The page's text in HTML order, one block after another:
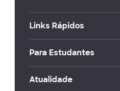
Links Rápidos
Para Estudantes
Atualidade